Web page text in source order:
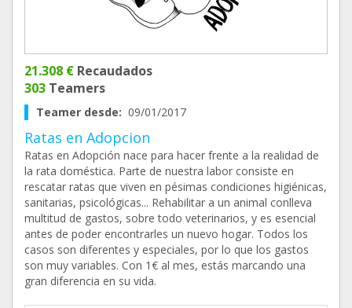
21.308 € Recaudados
303 Teamers
Teamer desde: 09/01/2017
Ratas en Adopcion
Ratas en Adopción nace para hacer frente a la realidad de
la rata doméstica. Parte de nuestra labor consiste en
rescatar ratas que viven en pésimas condiciones higiénicas,
sanitarias, psicológicas... Rehabilitar a un animal conlleva
multitud de gastos, sobre todo veterinarios, y es esencial
antes de poder encontrarles un nuevo hogar. Todos los
casos son diferentes y especiales, por lo que los gastos
son muy variables. Con 1€ al mes, estás marcando una
gran diferencia en su vida.